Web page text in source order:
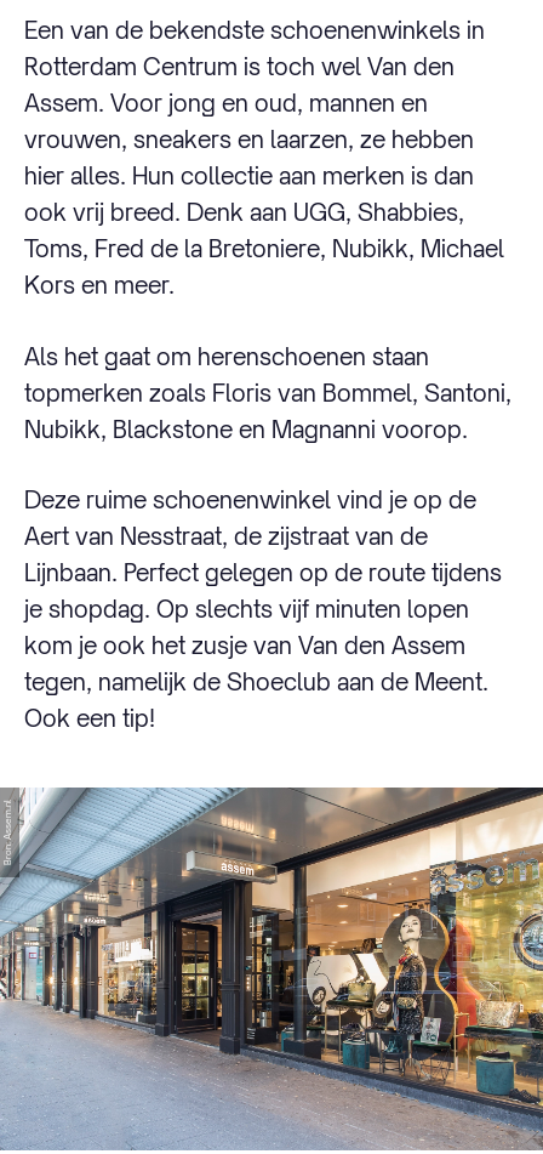
Een van de bekendste schoenenwinkels in
Rotterdam Centrum is toch wel Van den
Assem. Voor jong en oud, mannen en
vrouwen, sneakers en laarzen, ze hebben
hier alles. Hun collectie aan merken is dan
ook vrij breed. Denk aan UGG, Shabbies,
Toms, Fred de la Bretoniere, Nubikk, Michael
Kors en meer.
Als het gaat om herenschoenen staan
topmerken zoals Floris van Bommel, Santoni,
Nubikk, Blackstone en Magnanni voorop.
Deze ruime schoenenwinkel vind je op de
Aert van Nesstraat, de zijstraat van de
Lijnbaan. Perfect gelegen op de route tijdens
je shopdag. Op slechts vijf minuten lopen
kom je ook het zusje van Van den Assem
tegen, namelijk de Shoeclub aan de Meent.
Ook een tip!
Bron: Assem.nl